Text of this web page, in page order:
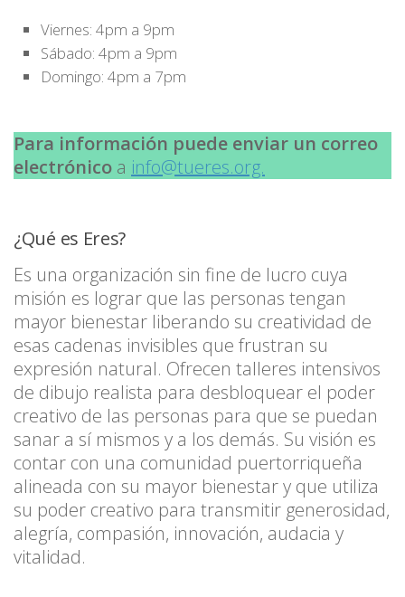
Viernes: 4pm a 9pm
Sábado: 4pm a 9pm
Domingo: 4pm a 7pm
Para información puede enviar un correo
electrónico a info@tueres.org.
¿Qué es Eres?
Es una organización sin fine de lucro cuya
misión es lograr que las personas tengan
mayor bienestar liberando su creatividad de
esas cadenas invisibles que frustran su
expresión natural. Ofrecen talleres intensivos
de dibujo realista para desbloquear el poder
creativo de las personas para que se puedan
sanar a sí mismos y a los demás. Su visión es
contar con una comunidad puertorriqueña
alineada con su mayor bienestar y que utiliza
su poder creativo para transmitir generosidad,
alegría, compasión, innovación, audacia y
vitalidad.